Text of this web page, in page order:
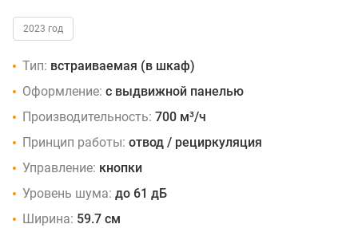
2023 год
Тип: встраиваемая (в шкаф)
Оформление: с выдвижной панелью
Производительность: 700 м³/ч
Принцип работы: отвод / рециркуляция
Управление: кнопки
Уровень шума: до 61 дБ
Ширина: 59.7 см